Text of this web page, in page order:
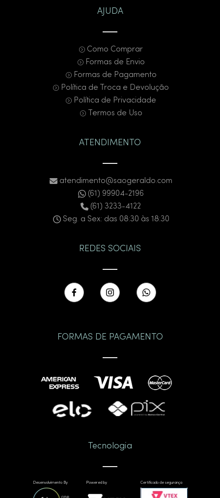
AJUDA
Como Comprar
Formas de Envio
Formas de Pagamento
Política de Troca e Devolução
Política de Privacidade
Termos de Uso
ATENDIMENTO
atendimento@saogeraldo.com
(61) 99904-2196
(61) 3233-4122
Seg. a Sex: das 08:30 às 18:30
REDES SOCIAIS
FORMAS DE PAGAMENTO
Tecnologia
Desenvolvimento By Powered by Certificado de segurança